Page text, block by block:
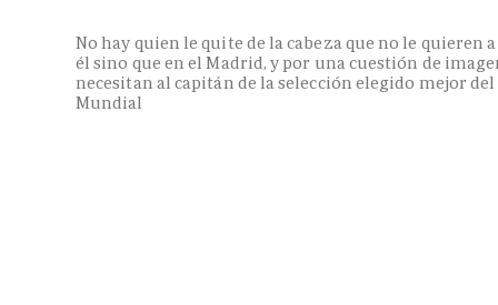
No hay quien le quite de la cabeza que no le quieren a
él sino que en el Madrid, y por una cuestión de
necesitan al capitán de la selección elegido mejor del
Mundial